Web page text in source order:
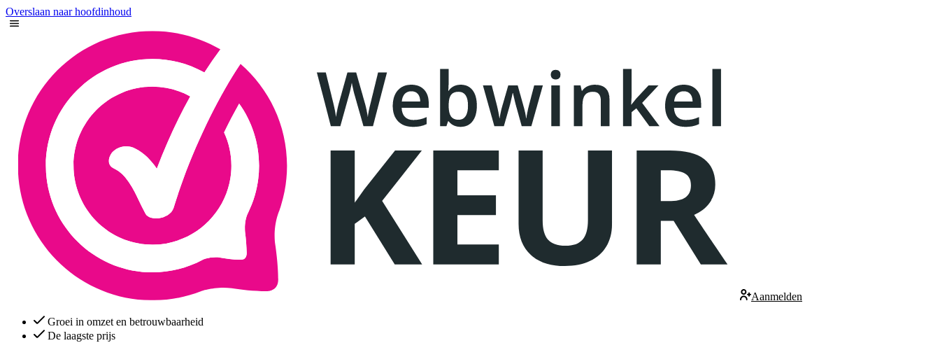
Overslaan naar hoofdinhoud
Aanmelden
Groei in omzet en betrouwbaarheid
De laagste prijs